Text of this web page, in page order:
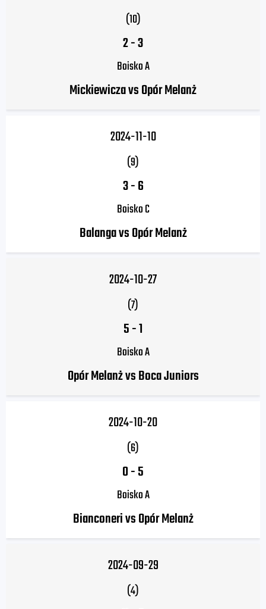
(10)
2-3
Boisko A
Mickiewicza vs Opór Melanż
2024-11-10
(9)
3-6
Boisko C
Balanga vs Opór Melanż
2024-10-27
(7)
5-1
Boisko A
Opór Melanż vs Boca Juniors
2024-10-20
(6)
0-5
Boisko A
Bianconeri vs Opór Melanż
2024-09-29
(4)